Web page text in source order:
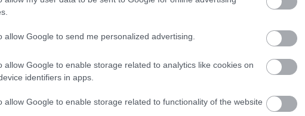
allow Google to send me personalized advertising.
allow Google to enable storage related to analytics like cookies on
identifiers in apps.
allow Google to enable storage related to functionality of the website